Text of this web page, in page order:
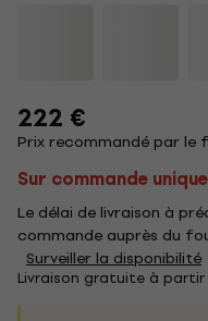
222 €
Prix recommandé par
Sur commande
Le délai de livraison à
commande auprès du
Surveiller la disponibilité
Livraison gratuite à partir